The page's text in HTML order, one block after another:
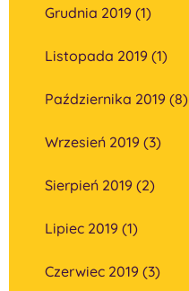
Grudnia 2019 (1)
Listopada 2019 (1)
Października 2019 (8)
Wrzesień 2019 (3)
Sierpień 2019 (2)
Lipiec 2019 (1)
Czerwiec 2019 (3)